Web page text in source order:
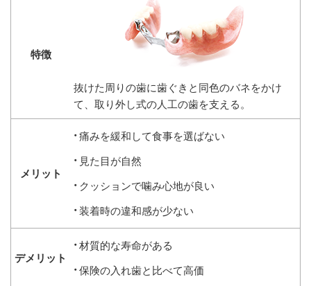
抜けた周りの歯に歯ぐきと同色のバネをかけ
て、取り外し式の人工の歯を支える。
痛みを緩和して食事を選ばない
見た目が自然
クッションで噛み心地が良い
装着時の違和感が少ない
材質的な寿命がある
保険の入れ歯と比べて高価